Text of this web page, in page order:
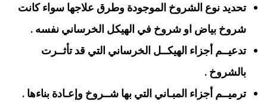
تحديد نوع الشروخ الموجودة وطرق علاجها سواء كانت
شروخ بياض او شروخ في الهيكل الخرساني نفسه .
تدعيــم أجزاء الهيكــل الخرساني التي قد تأثــرت
بالشروخ .
ترميــم أجزاء المبـاني التي بها شــروخ وإعـادة بناءها .